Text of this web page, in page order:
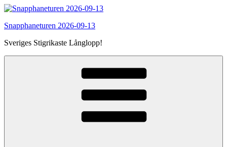
Hoppa
innehåll
Snapphaneturen 2026-09-13
Sveriges Stigrikaste Långlopp!